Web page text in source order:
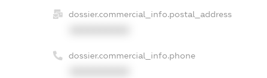
dossier.commercial_info.postal_address
dossier.commercial_info.phone